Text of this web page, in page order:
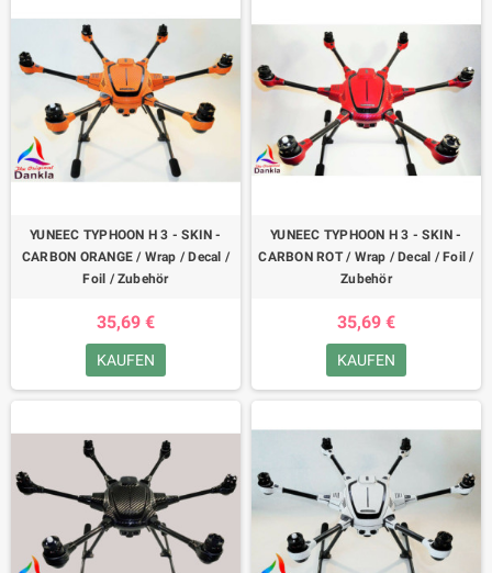
YUNEEC TYPHOON H 3 - SKIN -
CARBON ORANGE / Wrap / Decal /
Foil / Zubehör
35,69 €
KAUFEN
YUNEEC TYPHOON H 3 - SKIN -
CARBON ROT / Wrap / Decal / Foil /
Zubehör
35,69 €
KAUFEN